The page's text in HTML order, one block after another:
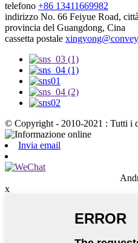
telefono +86 13411669982
indirizzo No. 66 Feiyue Road,
provincia del Guangdong, Cina
cassetta postale
© Copyright - 2010-2021 : Tutti i
Invia email
x